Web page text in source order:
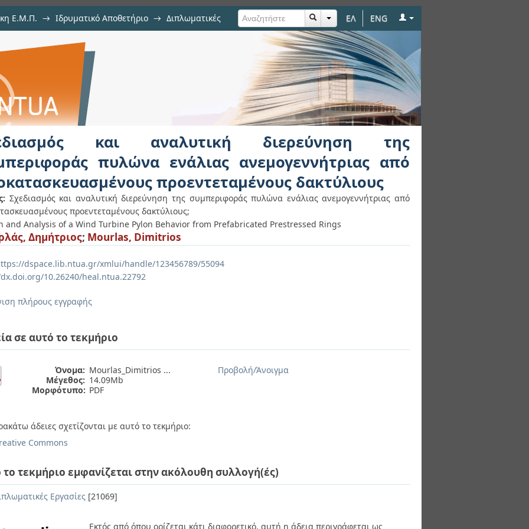
ΕΛ ENG
Ε.Μ.Π. → Ιδρυματικό Αποθετήριο → Διπλωματικές
διερεύνηση της συμπεριφοράς πυλώνα ενάλιας
προκατασκευασμένους προεντεταμένους δακτύλιους
και αναλυτική διερεύνηση της
πυλώνα ενάλιας ανεμογεννήτριας από
προεντεταμένους δακτύλιους
Σχεδιασμός και αναλυτική διερεύνηση της συμπεριφοράς πυλώνα ενάλιας ανεμογεννήτριας από
προεντεταμένους δακτύλιους;
and Analysis of a Wind Turbine Pylon Behavior from Prefabricated Prestressed Rings
Δημήτριος; Mourlas, Dimitrios
dspace.lib.ntua.gr/xmlui/handle/123456789/55094
10.26240/heal.ntua.22792
πλήρους εγγραφής
σε αυτό το τεκμήριο
Όνομα: Mourlas_Dimitrios ...
Μέγεθος: 14.09Mb
Μορφότυπο: PDF
Προβολή/Άνοιγμα
άδειες σχετίζονται με αυτό το τεκμήριο:
Commons
το τεκμήριο εμφανίζεται στην ακόλουθη συλλογή(ές)
Εργασίες [21069]
Εκτός από όπου ορίζεται κάτι διαφορετικό, αυτή η άδεια περιγράφεται ως